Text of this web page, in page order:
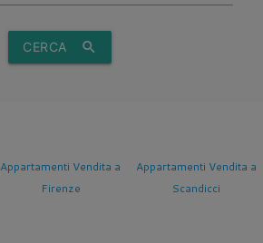
CERCA search
Appartamenti Vendita a
Firenze
Appartamenti Vendita a
Scandicci